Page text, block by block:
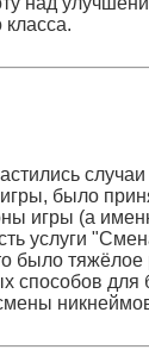
класса.
было
игры (а
услуги
было
способов для